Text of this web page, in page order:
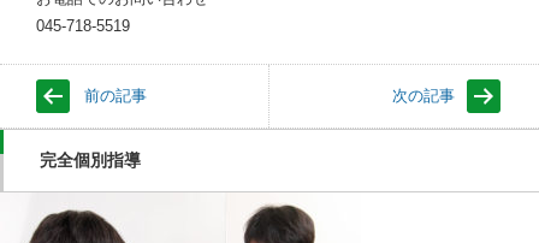
045-718-5519
前の記事 次の記事
完全個別指導